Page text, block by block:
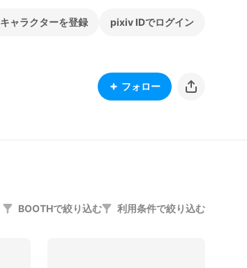
キャラクターを登録 pixiv IDでログイン
フォロー
BOOTHで絞り込む 利用条件で絞り込む